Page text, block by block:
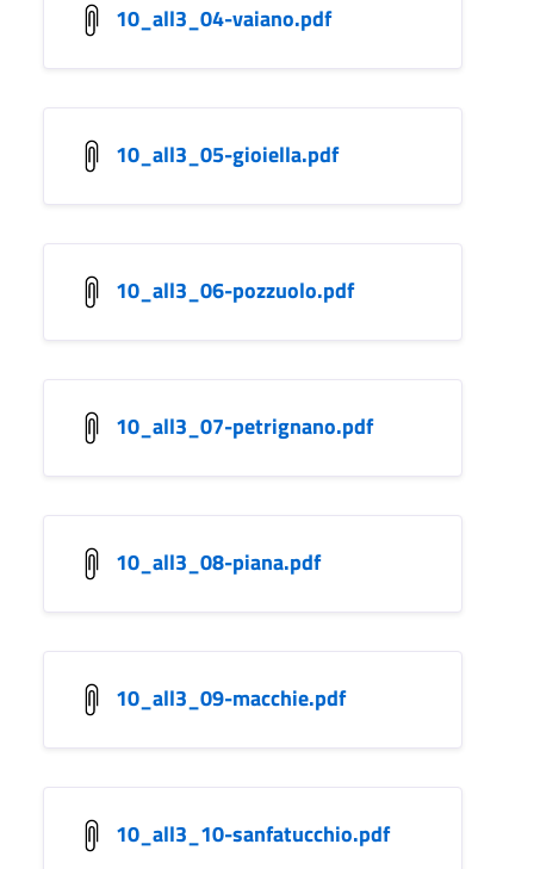
10_all3_04-vaiano.pdf
10_all3_05-gioiella.pdf
10_all3_06-pozzuolo.pdf
10_all3_07-petrignano.pdf
10_all3_08-piana.pdf
10_all3_09-macchie.pdf
10_all3_10-sanfatucchio.pdf